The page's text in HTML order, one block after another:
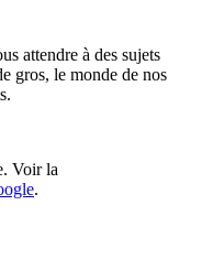
attendre à des sujets
gros, le monde de nos
Voir la
.